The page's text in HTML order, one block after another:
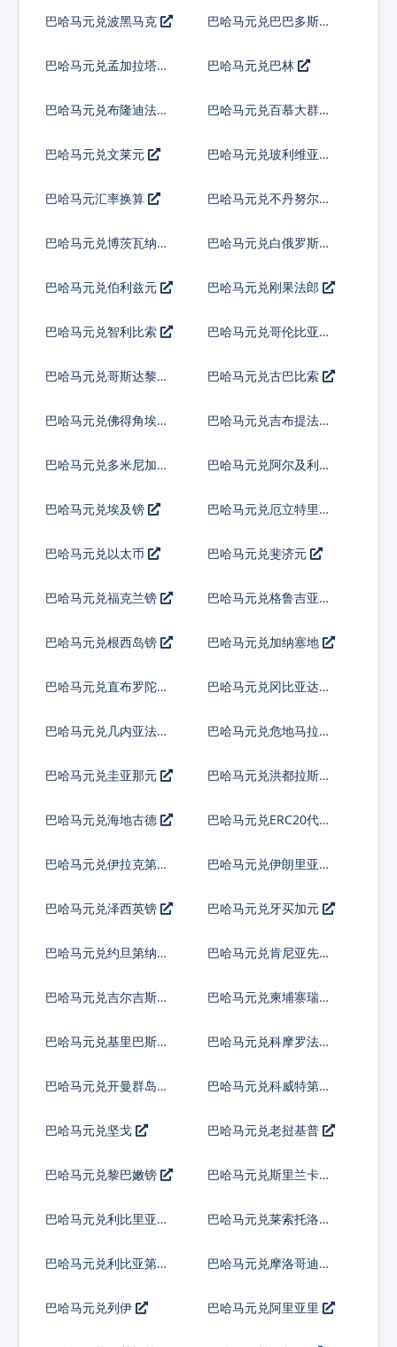
巴哈马元兑波黑马克 巴哈马元兑巴巴多斯元
巴哈马元兑孟加拉塔卡 巴哈马元兑巴林
巴哈马元兑布隆迪法郎
巴哈马元兑百慕大群岛
巴哈马元兑文莱元 巴哈马元兑玻利维亚诺
巴哈马元汇率换算
巴哈马元兑不丹努尔特
巴哈马元兑博茨瓦纳普
巴哈马元兑白俄罗斯卢
巴哈马元兑伯利兹元 巴哈马元兑刚果法郎
巴哈马元兑智利比索
巴哈马元兑哥伦比亚比
巴哈马元兑哥斯达黎加
巴哈马元兑古巴比索
巴哈马元兑佛得角埃斯
巴哈马元兑吉布提法郎
巴哈马元兑多米尼加比
巴哈马元兑阿尔及利亚
巴哈马元兑埃及镑
巴哈马元兑厄立特里亚
巴哈马元兑以太币 巴哈马元兑斐济元
巴哈马元兑福克兰镑
巴哈马元兑格鲁吉亚拉
巴哈马元兑根西岛镑 巴哈马元兑加纳塞地
巴哈马元兑直布罗陀镑
巴哈马元兑冈比亚达拉
巴哈马元兑几内亚法郎
巴哈马元兑危地马拉格
巴哈马元兑圭亚那元
巴哈马元兑洪都拉斯伦
巴哈马元兑海地古德 巴哈马元兑ERC20代币
巴哈马元兑伊拉克第纳
巴哈马元兑伊朗里亚尔
巴哈马元兑泽西英镑 巴哈马元兑牙买加元
巴哈马元兑约旦第纳尔 巴哈马元兑肯尼亚先令
巴哈马元兑吉尔吉斯斯
巴哈马元兑柬埔寨瑞尔
巴哈马元兑基里巴斯元 巴哈马元兑科摩罗法郎
巴哈马元兑开曼群岛元
巴哈马元兑科威特第纳
巴哈马元兑坚戈 巴哈马元兑老挝基普
巴哈马元兑黎巴嫩镑
巴哈马元兑斯里兰卡卢
巴哈马元兑利比里亚元 巴哈马元兑莱索托洛蒂
巴哈马元兑利比亚第纳
巴哈马元兑摩洛哥迪拉
巴哈马元兑列伊 巴哈马元兑阿里亚里